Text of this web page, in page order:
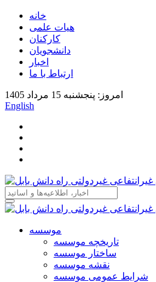
خانه
هیات علمی
کارکنان
دانشجویان
اخبار
ارتباط با ما
امروز: پنجشنبه 15 مرداد 1405
English
موسسه
تاریخچه موسسه
ساختار موسسه
نقشه موسسه
شرایط عمومی موسسه